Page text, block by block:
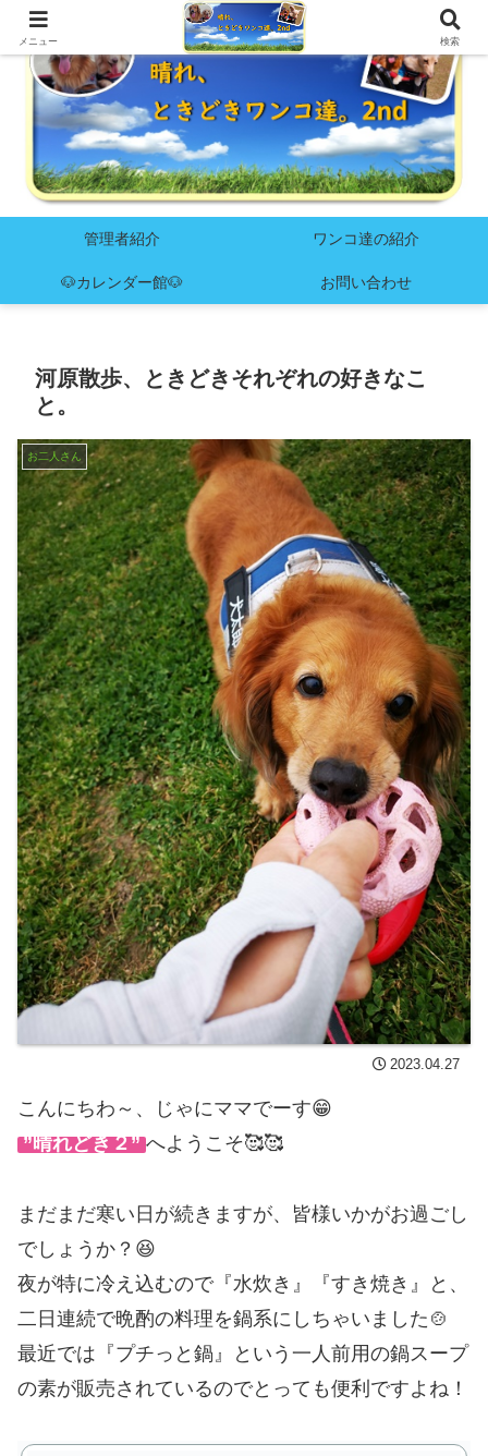
管理者紹介 ワンコ達の紹介
🐶カレンダー館🐶 お問い合わせ
河原散歩、ときどきそれぞれの好きなこ
と。
お二人さん
2023.04.27
こんにちわ～、じゃにママでーす😁
”晴れどき２” へようこそ🥰🥰
まだまだ寒い日が続きますが、皆様いかがお過ごし
でしょうか？😆
夜が特に冷え込むので『水炊き』『すき焼き』と、
二日連続で晩酌の料理を鍋系にしちゃいました🍲
最近では『プチっと鍋』という一人前用の鍋スープ
の素が販売されているのでとっても便利ですよね！
メニュー 検索